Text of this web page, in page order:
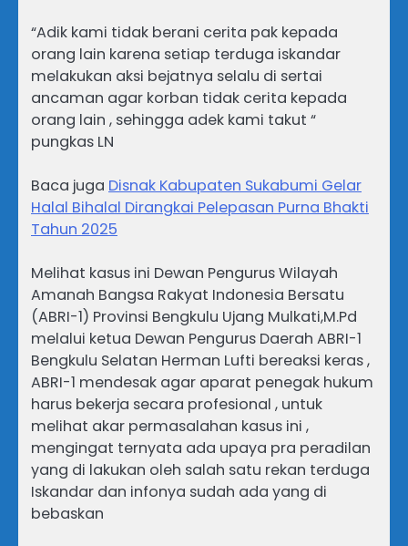
“Adik kami tidak berani cerita pak kepada
orang lain karena setiap terduga iskandar
melakukan aksi bejatnya selalu di sertai
ancaman agar korban tidak cerita kepada
orang lain , sehingga adek kami takut “
pungkas LN
Baca juga Disnak Kabupaten Sukabumi Gelar
Halal Bihalal Dirangkai Pelepasan Purna Bhakti
Tahun 2025
Melihat kasus ini Dewan Pengurus Wilayah
Amanah Bangsa Rakyat Indonesia Bersatu
(ABRI-1) Provinsi Bengkulu Ujang Mulkati,M.Pd
melalui ketua Dewan Pengurus Daerah ABRI-1
Bengkulu Selatan Herman Lufti bereaksi keras ,
ABRI-1 mendesak agar aparat penegak hukum
harus bekerja secara profesional , untuk
melihat akar permasalahan kasus ini ,
mengingat ternyata ada upaya pra peradilan
yang di lakukan oleh salah satu rekan terduga
Iskandar dan infonya sudah ada yang di
bebaskan